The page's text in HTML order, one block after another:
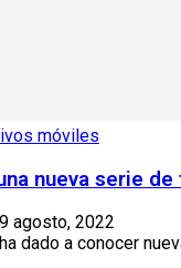
móviles
nueva serie
9 agosto, 2022
dado a conocer